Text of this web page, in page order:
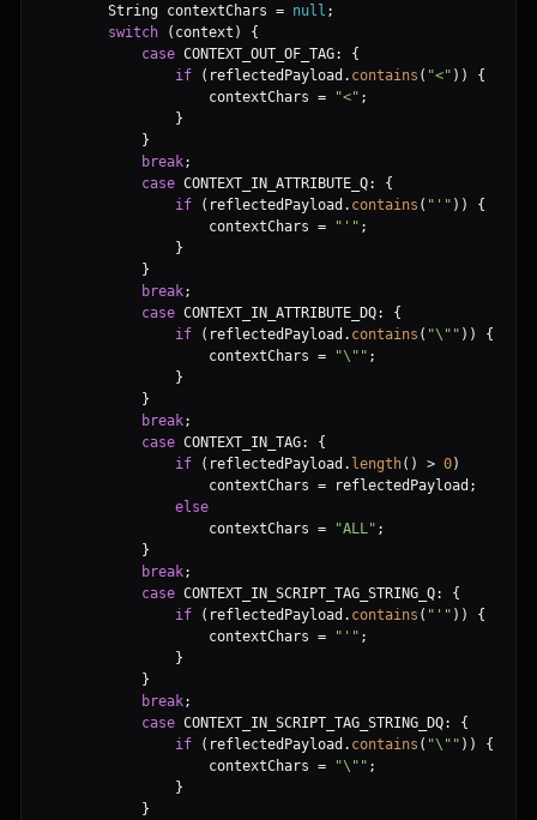
        String contextChars
= null ;
switch
( context )
{
case CONTEXT_OUT_OF_TAG:
{
if
( reflectedPayload . contains ( "<" ) )
{
                    contextChars
= "<" ;
}
}
break;
case CONTEXT_IN_ATTRIBUTE_Q:
{
if
( reflectedPayload . contains ( " ' " ) )
{
                    contextChars
= " ' " ;
}
}
break;
case CONTEXT_IN_ATTRIBUTE_DQ:
{
if
( reflectedPayload . contains ( "\" " ) )
{
                    contextChars
= "\" " ;
}
}
break;
case CONTEXT_IN_TAG:
{
if
( reflectedPayload . length( ) > 0)
                    contextChars
= reflectedPayload ;
else
                    contextChars
= "ALL" ;
}
break;
case CONTEXT_IN_SCRIPT_TAG_STRING_Q:
{
if
( reflectedPayload . contains ( " ' " ) )
{
                    contextChars
= " ' " ;
}
}
break;
case CONTEXT_IN_SCRIPT_TAG_STRING_DQ:
{
if
( reflectedPayload . contains ( "\" " ) )
{
                    contextChars
= "\" " ;
}
}